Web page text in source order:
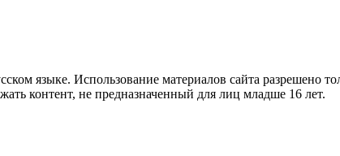
языке. Использование материалов cайта разрешено
контент, не предназначенный для лиц младше 16 лет.